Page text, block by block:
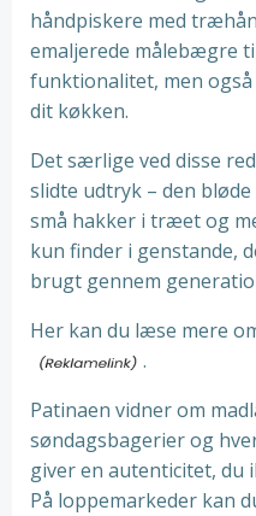
håndpiskere med
emaljerede målebægre
funktionalitet, men
dit køkken.
Det særlige ved disse
slidte udtryk – den
små hakker i træet og
kun finder i genstande,
brugt gennem
Her kan du læse mere
.
Patinaen vidner om
søndagsbagerier og
giver en autenticitet, du
På loppemarkeder kan